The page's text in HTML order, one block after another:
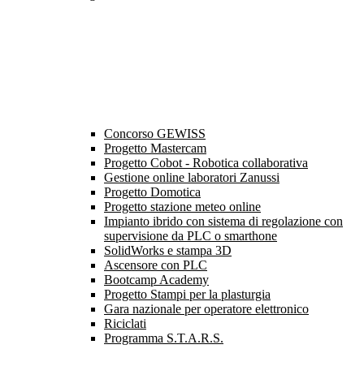
Concorso GEWISS
Progetto Mastercam
Progetto Cobot - Robotica collaborativa
Gestione online laboratori Zanussi
Progetto Domotica
Progetto stazione meteo online
Impianto ibrido con sistema di regolazione con
supervisione da PLC o smarthone
SolidWorks e stampa 3D
Ascensore con PLC
Bootcamp Academy
Progetto Stampi per la plasturgia
Gara nazionale per operatore elettronico
Riciclati
Programma S.T.A.R.S.